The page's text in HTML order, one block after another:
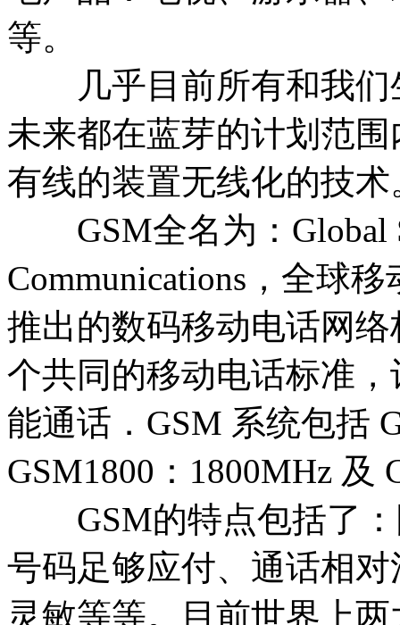
等。
几乎目前所有和我们
未来都在蓝芽的计划范
有线的装置无线化的技术
GSM全名为：Global
Communications，全球
推出的数码移动电话网
个共同的移动电话标准
能通话．GSM 系统包括
GSM1800：1800MHz 及
GSM的特点包括了：
号码足够应付、通话相
灵敏等等。目前世界上